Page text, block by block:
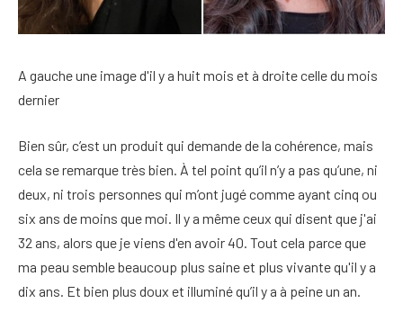
A gauche une image d'il y a huit mois et à droite celle du mois
dernier
Bien sûr, c’est un produit qui demande de la cohérence, mais
cela se remarque très bien. À tel point qu’il n’y a pas qu’une, ni
deux, ni trois personnes qui m’ont jugé comme ayant cinq ou
six ans de moins que moi. Il y a même ceux qui disent que j'ai
32 ans, alors que je viens d'en avoir 40. Tout cela parce que
ma peau semble beaucoup plus saine et plus vivante qu'il y a
dix ans. Et bien plus doux et illuminé qu’il y a à peine un an.